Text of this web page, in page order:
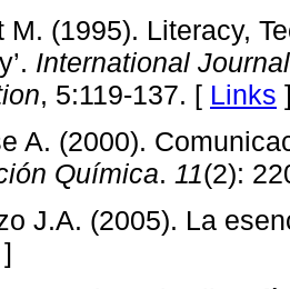
M. (1995). Literacy,
International
, 5:119-137. [ Links
A. (2000).
Química. 11(2):
J.A. (2005). La
]